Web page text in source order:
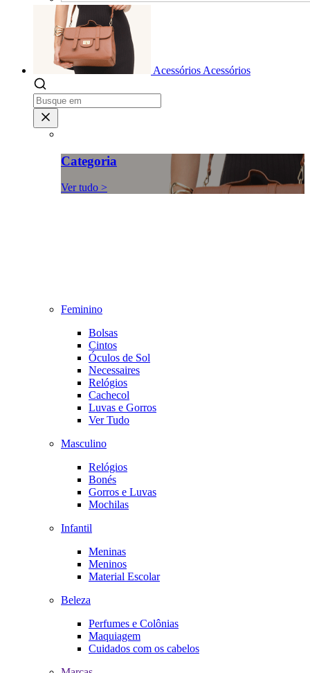
Acessórios Acessórios
Categoria
Ver tudo >
Feminino
Bolsas
Cintos
Óculos de Sol
Necessaires
Relógios
Cachecol
Luvas e Gorros
Ver Tudo
Masculino
Relógios
Bonés
Gorros e Luvas
Mochilas
Infantil
Meninas
Meninos
Material Escolar
Beleza
Perfumes e Colônias
Maquiagem
Cuidados com os cabelos